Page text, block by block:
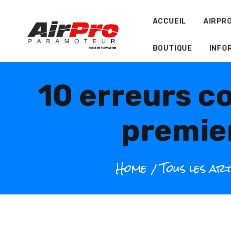
ACCUEIL
BOUTIQUE
10 erreurs
Home Tous les